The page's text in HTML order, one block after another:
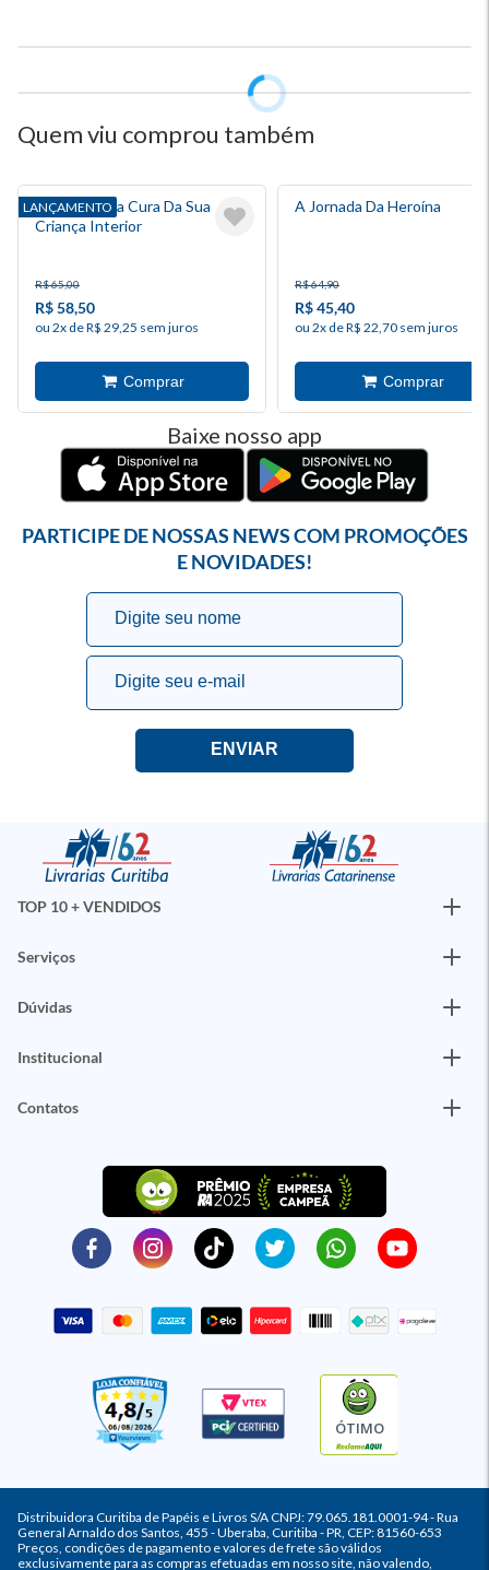
Quem viu comprou também
LANÇAMENTO
A Jornada Da Cura Da Sua
Criança Interior
R$ 65,00
R$ 58,50
ou 2x de R$ 29,25 sem juros
A Jornada Da Heroína
R$ 64,90
R$ 45,40
ou 2x de R$ 22,70 sem juros
Baixe nosso app
PARTICIPE DE NOSSAS NEWS COM PROMOÇÕES
E NOVIDADES!
TOP 10 + VENDIDOS
Serviços
Dúvidas
Institucional
Contatos
ÓTIMO
Distribuidora Curitiba de Papéis e Livros S/A CNPJ: 79.065.181.0001-94 - Rua
General Arnaldo dos Santos, 455 - Uberaba, Curitiba - PR, CEP: 81560-653
Preços, condições de pagamento e valores de frete são válidos
exclusivamente para as compras efetuadas em nosso site, não valendo,